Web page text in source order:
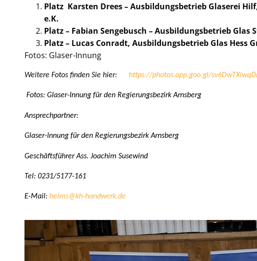
Platz Karsten Drees – Ausbildungsbetrieb Glaserei
e.K.
Platz – Fabian Sengebusch – Ausbildungsbetrieb Glas
Platz – Lucas Conradt, Ausbildungsbetrieb Glas Hess
Fotos: Glaser-Innung
Weitere Fotos finden Sie hier: https://photos.app.goo.gl/
Fotos: Glaser-Innung für den Regierungsbezirk Arnsberg
Ansprechpartner:
Glaser-Innung für den Regierungsbezirk Arnsberg
Geschäftsführer Ass. Joachim Susewind
Tel: 0231/5177-161
E-Mail: helms@kh-handwerk.de